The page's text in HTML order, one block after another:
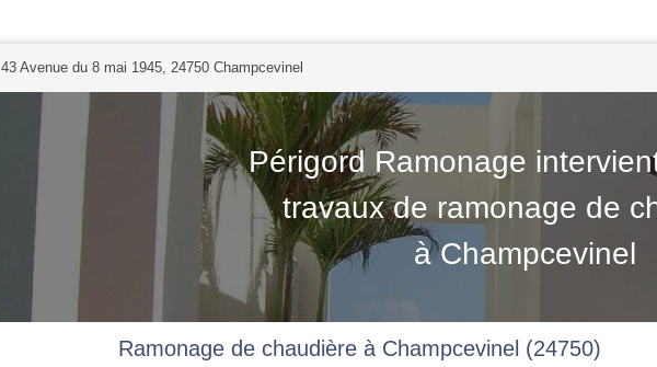
43 Avenue du 8 mai 1945, 24750 Champcevinel
Périgord Ramonage
travaux de ramonage de
à Champcevinel
Ramonage de chaudière à Champcevinel (24750)